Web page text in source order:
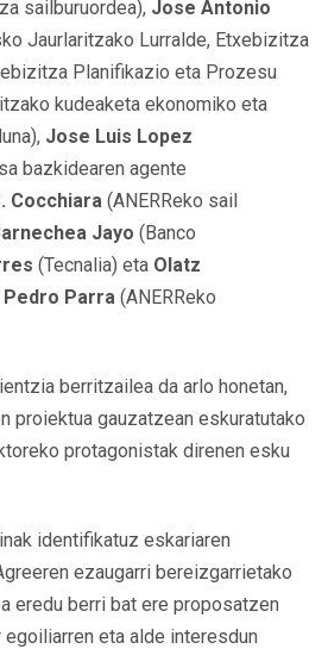
sailburuordea), Jose Antonio
Jaurlaritzako Lurralde, Etxebizitza
Planifikazio eta Prozesu
kudeaketa ekonomiko eta
Jose Luis Lopez
bazkidearen agente
Cocchiara (ANERReko sail
Jayo (Banco
(Tecnalia) eta Olatz
Pedro Parra (ANERReko
berritzailea da arlo honetan,
proiektua gauzatzean eskuratutako
protagonistak direnen esku
identifikatuz eskariaren
ezaugarri bereizgarrietako
eredu berri bat ere proposatzen
eta alde interesdun